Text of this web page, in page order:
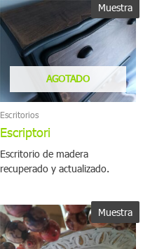
Muestra
AGOTADO
Escritorios
Escriptori
Escritorio de madera
recuperado y actualizado.
Muestra